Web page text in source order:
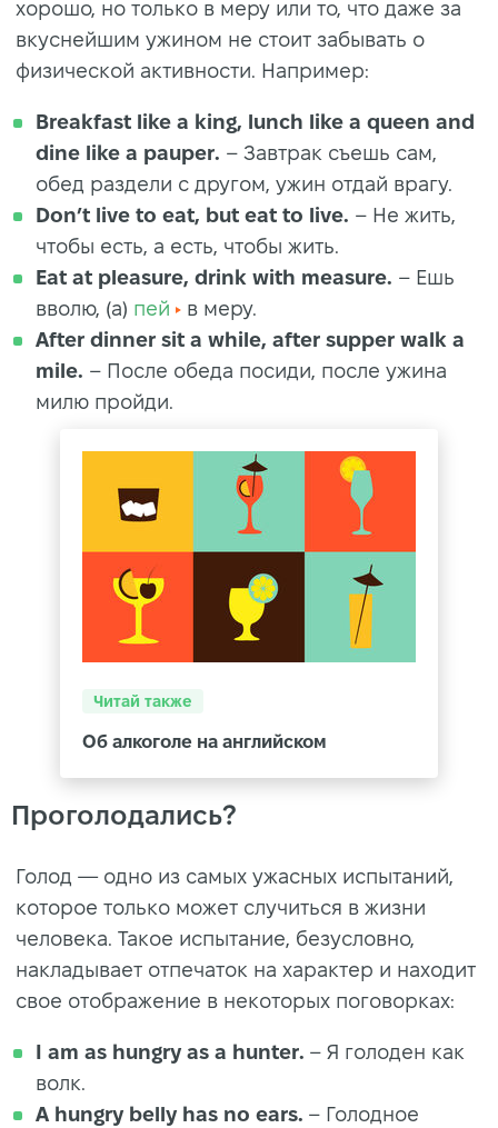
хорошо, но только в меру или то, что даже за
вкуснейшим ужином не стоит забывать о
физической активности. Например:
Breakfast like a king, lunch like a queen and
dine like a pauper. – Завтрак съешь сам,
обед раздели с другом, ужин отдай врагу.
Don’t live to eat, but eat to live. – Не жить,
чтобы есть, а есть, чтобы жить.
Eat at pleasure, drink with measure. – Ешь
вволю, (а) пей
в меру.
After dinner sit a while, after supper walk a
mile. – После обеда посиди, после ужина
милю пройди.
Читай также
Об алкоголе на английском
Проголодались?
Голод — одно из самых ужасных испытаний,
которое только может случиться в жизни
человека. Такое испытание, безусловно,
накладывает отпечаток на характер и находит
свое отображение в некоторых поговорках:
I am as hungry as a hunter. – Я голоден как
волк.
A hungry belly has no ears. – Голодное